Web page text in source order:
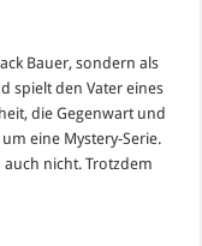
Bauer, sondern als
spielt den Vater eines
die Gegenwart und
eine Mystery-Serie.
auch nicht. Trotzdem